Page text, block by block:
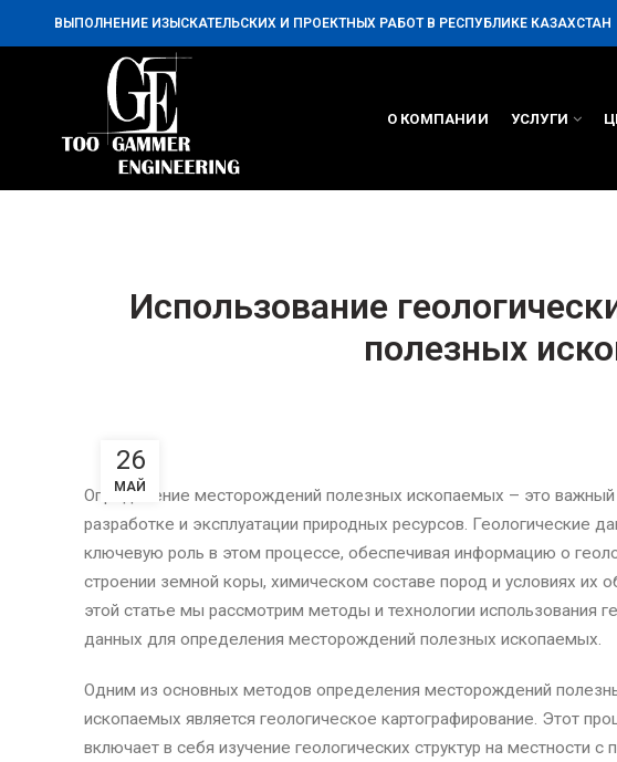
ВЫПОЛНЕНИЕ ИЗЫСКАТЕЛЬСКИХ И ПРОЕКТНЫХ РАБОТ В РЕСПУБЛИКЕ КАЗАХСТАН
О КОМПАНИИ УСЛУГИ
Использование
полезных
26
МАЙ
Определение месторождений полезных ископаемых – это важный
разработке и эксплуатации природных ресурсов. Геологические
ключевую роль в этом процессе, обеспечивая информацию о
строении земной коры, химическом составе пород и условиях их
этой статье мы рассмотрим методы и технологии использования
данных для определения месторождений полезных ископаемых.
Одним из основных методов определения месторождений
ископаемых является геологическое картографирование. Этот
включает в себя изучение геологических структур на местности